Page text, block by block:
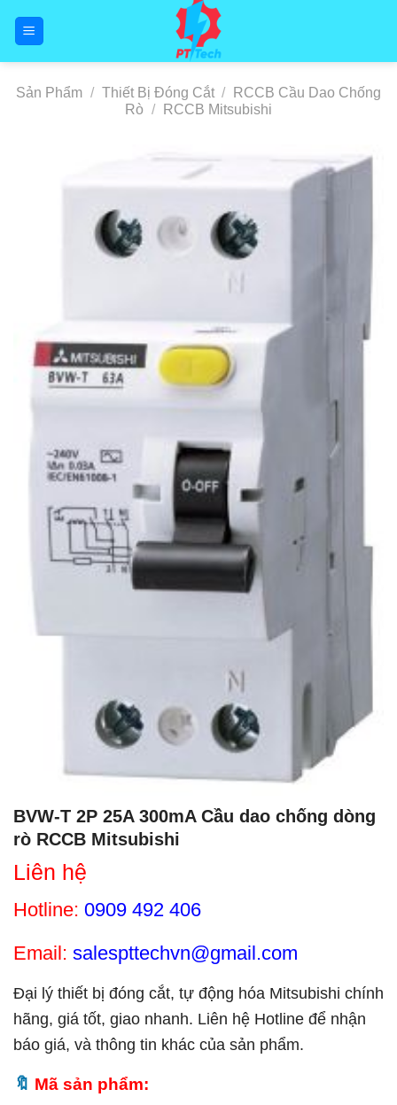
Sản Phẩm / Thiết Bị Đóng Cắt /
RCCB Cầu Dao Chống
Rò / RCCB Mitsubishi
BVW-T 2P 25A 300mA Cầu dao chống dòng
rò RCCB Mitsubishi
Liên hệ
Hotline: 0909 492 406
Email: salespttechvn@gmail.com
Đại lý thiết bị đóng cắt, tự động hóa Mitsubishi chính
hãng, giá tốt, giao nhanh. Liên hệ Hotline để nhận
báo giá, và thông tin khác của sản phẩm.
Mã sản phẩm: